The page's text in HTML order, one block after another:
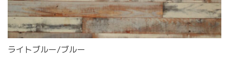
ライトブルー/ブルー